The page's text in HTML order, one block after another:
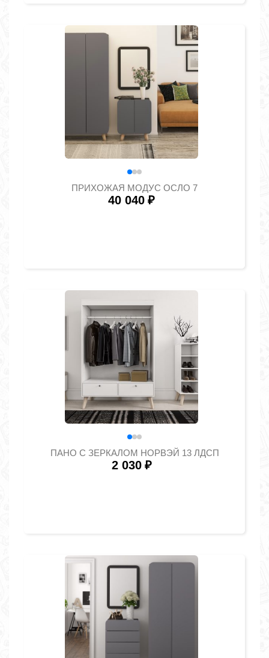
ПРИХОЖАЯ МОДУС ОСЛО 7
40 040 ₽
ПАНО С ЗЕРКАЛОМ НОРВЭЙ 13 ЛДСП
2 030 ₽